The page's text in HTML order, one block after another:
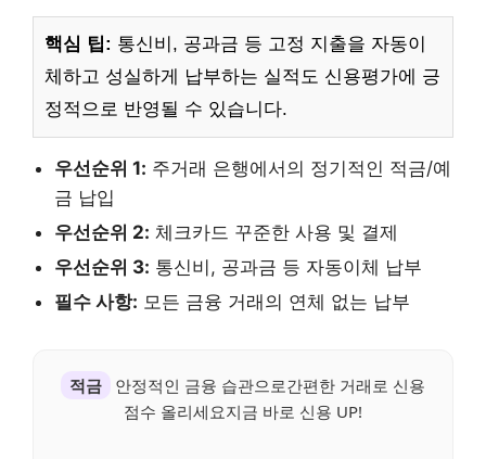
핵심 팁: 통신비, 공과금 등 고정 지출을 자동이
체하고 성실하게 납부하는 실적도 신용평가에 긍
정적으로 반영될 수 있습니다.
우선순위 1: 주거래 은행에서의 정기적인 적금/예
금 납입
우선순위 2: 체크카드 꾸준한 사용 및 결제
우선순위 3: 통신비, 공과금 등 자동이체 납부
필수 사항: 모든 금융 거래의 연체 없는 납부
적금
안정적인 금융 습관으로간편한 거래로 신용
점수 올리세요지금 바로 신용 UP!